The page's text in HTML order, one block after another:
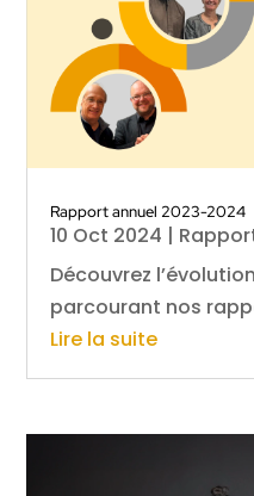
Rapport annuel 2023-2024
10 Oct 2024 |
Découvrez
parcourant nos
Lire la suite